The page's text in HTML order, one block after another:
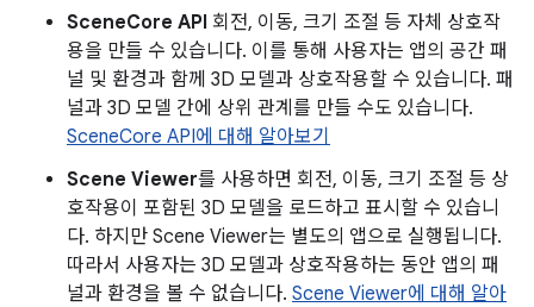
SceneCore API 회전, 이동, 크기 조절 등 자체 상호작
용을 만들 수 있습니다. 이를 통해 사용자는 앱의 공간 패
널 및 환경과 함께 3D 모델과 상호작용할 수 있습니다. 패
널과 3D 모델 간에 상위 관계를 만들 수도 있습니다.
SceneCore API에 대해 알아보기
Scene Viewer를 사용하면 회전, 이동, 크기 조절 등 상
호작용이 포함된 3D 모델을 로드하고 표시할 수 있습니
다. 하지만 Scene Viewer는 별도의 앱으로 실행됩니다.
따라서 사용자는 3D 모델과 상호작용하는 동안 앱의 패
널과 환경을 볼 수 없습니다. Scene Viewer에 대해 알아